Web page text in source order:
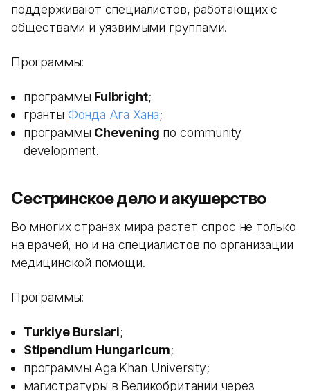
поддерживают специалистов, работающих с
обществами и уязвимыми группами.
Программы:
программы Fulbright;
гранты Фонда Ага Хана;
программы Chevening по community
development.
Сестринское дело и акушерство
Во многих странах мира растет спрос не только
на врачей, но и на специалистов по организации
медицинской помощи.
Программы:
Turkiye Burslari;
Stipendium Hungaricum;
программы Aga Khan University;
магистратуры в Великобритании через